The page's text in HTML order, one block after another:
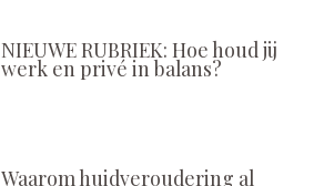
NIEUWE RUBRIEK: Hoe houd jij
werk en privé in balans?
Waarom huidveroudering al